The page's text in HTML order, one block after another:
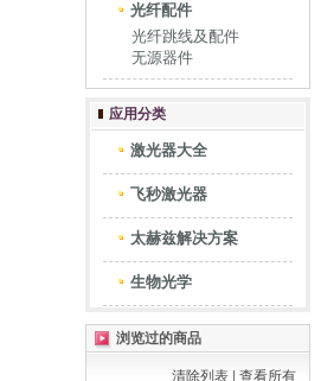
光纤配件
光纤跳线及配件
无源器件
应用分类
激光器大全
飞秒激光器
太赫兹解决方案
生物光学
浏览过的商品
清除列表 查看所有